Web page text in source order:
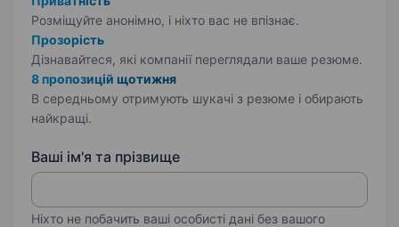
Розміщуйте анонімно, і ніхто вас не впізнає.
Прозорість
Дізнавайтеся, які компанії переглядали ваше резюме.
8 пропозицій щотижня
В середньому отримують шукачі з резюме і обирають
найкращі.
Ваші ім'я та прізвище
Ніхто не побачить ваші особисті дані без вашого